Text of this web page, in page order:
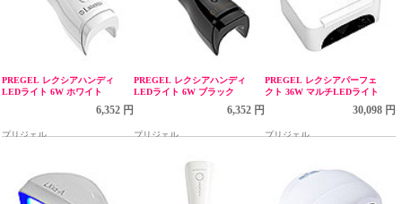
PREGEL レクシアハンディ
LEDライト 6W ホワイト
6,352 円
プリジェル
PREGEL レクシアハンディ
LEDライト 6W ブラック
6,352 円
プリジェル
PREGEL レクシアパーフェ
クト 36W マルチLEDライト
30,098 円
プリジェル